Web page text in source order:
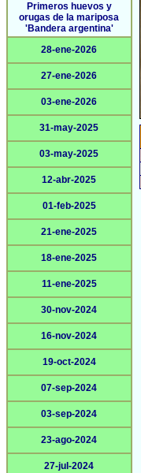
Primeros huevos y
orugas de la mariposa
'Bandera argentina'
28-ene-2026
27-ene-2026
03-ene-2026
31-may-2025
03-may-2025
12-abr-2025
01-feb-2025
21-ene-2025
18-ene-2025
11-ene-2025
30-nov-2024
16-nov-2024
19-oct-2024
07-sep-2024
03-sep-2024
23-ago-2024
27-jul-2024